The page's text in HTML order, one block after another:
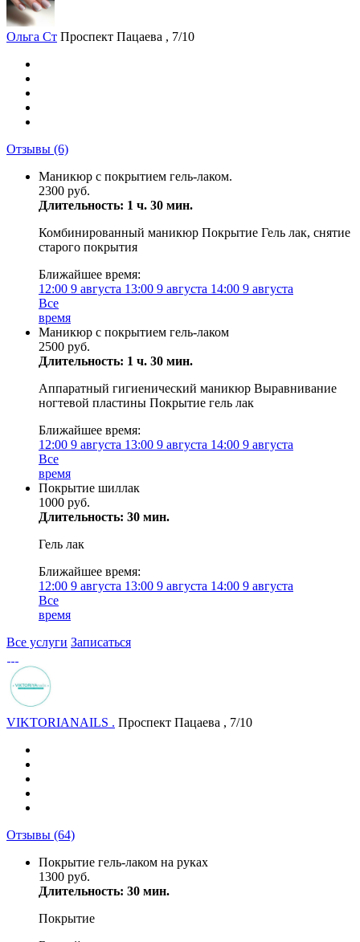
Ольга Ст Проспект Пацаева , 7/10
Отзывы (6)
Маникюр с покрытием гель-лаком.
2300 руб.
Длительность: 1 ч. 30 мин.
Комбинированный маникюр Покрытие Гель лак, снятие
старого покрытия
Ближайшее время:
12:00 9 августа 13:00 9 августа 14:00 9 августа
Все
время
Маникюр с покрытием гель-лаком
2500 руб.
Длительность: 1 ч. 30 мин.
Аппаратный гигиенический маникюр Выравнивание
ногтевой пластины Покрытие гель лак
Ближайшее время:
12:00 9 августа 13:00 9 августа 14:00 9 августа
Все
время
Покрытие шиллак
1000 руб.
Длительность: 30 мин.
Гель лак
Ближайшее время:
12:00 9 августа 13:00 9 августа 14:00 9 августа
Все
время
Все услуги Записаться
VIKTORIANAILS . Проспект Пацаева , 7/10
Отзывы (64)
Покрытие гель-лаком на руках
1300 руб.
Длительность: 30 мин.
Покрытие